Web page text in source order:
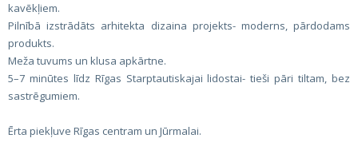
kavēkļiem.
Pilnībā izstrādāts arhitekta dizaina projekts- moderns, pārdodams
produkts.
Meža tuvums un klusa apkārtne.
5–7 minūtes līdz Rīgas Starptautiskajai lidostai- tieši pāri tiltam, bez
sastrēgumiem.
Ērta piekļuve Rīgas centram un Jūrmalai.